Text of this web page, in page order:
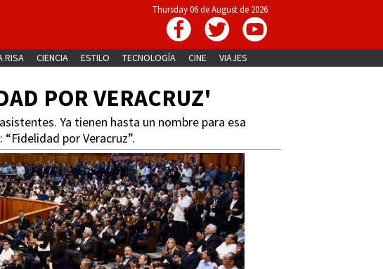
Thursday 06 de August de 2026
RISA CIENCIA ESTILO TECNOLOGÍA CINE VIAJES
POR VERACRUZ'
Ya tienen hasta un nombre para esa
por Veracruz”.